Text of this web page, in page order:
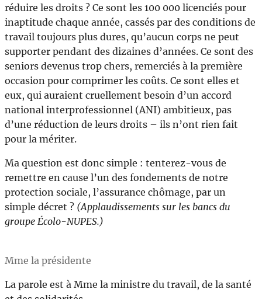
réduire les droits ? Ce sont les 100 000 licenciés pour
inaptitude chaque année, cassés par des conditions de
travail toujours plus dures, qu’aucun corps ne peut
supporter pendant des dizaines d’années. Ce sont des
seniors devenus trop chers, remerciés à la première
occasion pour comprimer les coûts. Ce sont elles et
eux, qui auraient cruellement besoin d’un accord
national interprofessionnel (ANI) ambitieux, pas
d’une réduction de leurs droits – ils n’ont rien fait
pour la mériter.
Ma question est donc simple : tenterez-vous de
remettre en cause l’un des fondements de notre
protection sociale, l’assurance chômage, par un
simple décret ? (Applaudissements sur les bancs du
groupe Écolo-NUPES.)
Mme la présidente
La parole est à Mme la ministre du travail, de la santé